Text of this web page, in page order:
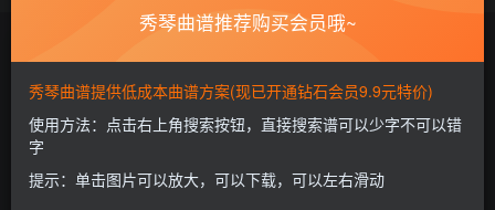
文章0 收藏0 评论0 粉丝0 版块0 帖子0
发布 0 排序
秀琴曲谱推荐购买会员哦~
秀琴曲谱提供低成本曲谱方案(现已开通钻石会员9.9元特价)
使用方法：点击右上角搜索按钮，直接搜索谱可以少字不可以错
字
提示：单击图片可以放大，可以下载，可以左右滑动